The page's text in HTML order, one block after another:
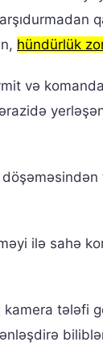
hündürlük
və
ilə sahə
tələfi